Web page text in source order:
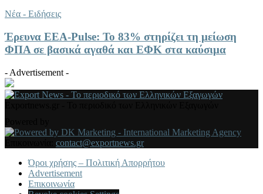
Νέα - Ειδήσεις
Έρευνα ΕΕΑ-Pulse: Το 83% στηρίζει τη μείωση
ΦΠΑ σε βασικά αγαθά και ΕΦΚ στα καύσιμα
- Advertisement -
contact@exportnews.gr
Όροι χρήσης – Πολιτική Απορρήτου
Advertisement
Επικοινωνία